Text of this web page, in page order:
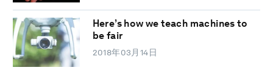
Here’s how we teach machines to
be fair
2018年03月14日